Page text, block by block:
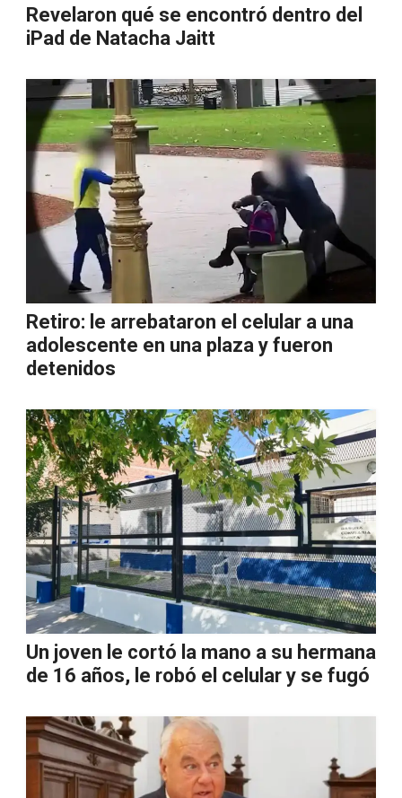
Revelaron qué se encontró dentro del
iPad de Natacha Jaitt
Retiro: le arrebataron el celular a una
adolescente en una plaza y fueron
detenidos
Un joven le cortó la mano a su hermana
de 16 años, le robó el celular y se fugó